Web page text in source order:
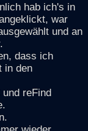
hab ich's in
war
und an
dass ich
in den
reFind